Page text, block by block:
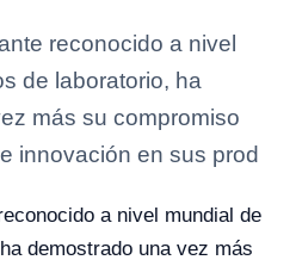
reconocido a nivel
de laboratorio, ha
más su compromiso
innovación en sus prod
a nivel mundial de
demostrado una vez más